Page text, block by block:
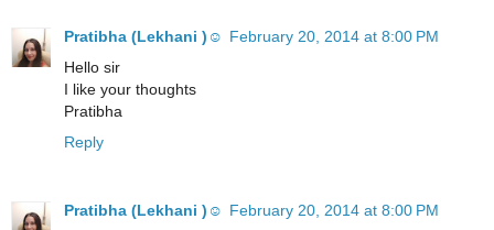
Pratibha (Lekhani )☺️ February 20, 2014 at 8:00 PM
Hello sir
I like your thoughts
Pratibha
Reply
Pratibha (Lekhani )☺️ February 20, 2014 at 8:00 PM